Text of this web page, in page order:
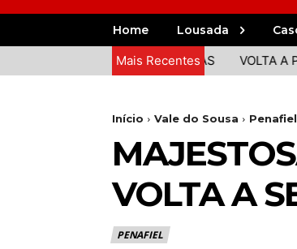
Home Lousada
Mais Recentes
E ANIMAÇÃO EM COVAS VOLTA A
Início Vale do Sousa Penafiel
VOLTA A
PENAFIEL